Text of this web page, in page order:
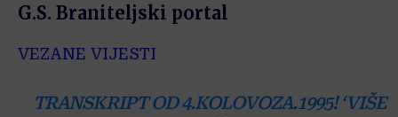
G.S. Braniteljski portal
VEZANE VIJESTI
TRANSKRIPT OD 4.KOLOVOZA.1995! ‘VIŠE